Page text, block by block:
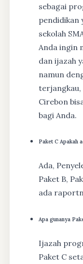
sebagai
pendidikan
sekolah
Anda ingin
dan ijazah
namun
terjangkau,
Cirebon
bagi Anda.
Paket C Apakah
Ada,
Paket B,
ada
Apa gunanya
Ijazah
Paket C